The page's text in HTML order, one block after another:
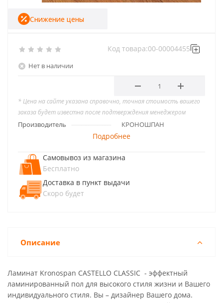
Нет в наличии
Код товара:00-00004455
Снижение цены
* Цена на сайте указана справочно, точная стоимость вашего
заказа будет известна после подтверждения менеджером
Производитель КРОНОШПАН
Подробнее
Самовывоз из магазина
Бесплатно
Доставка в пункт выдачи
Скоро будет
Описание
Ламинат Kronospan CASTELLO CLASSIC - эффектный
ламинированный пол для высокого стиля жизни и Вашего
индивидуального стиля. Вы – дизайнер Вашего дома.